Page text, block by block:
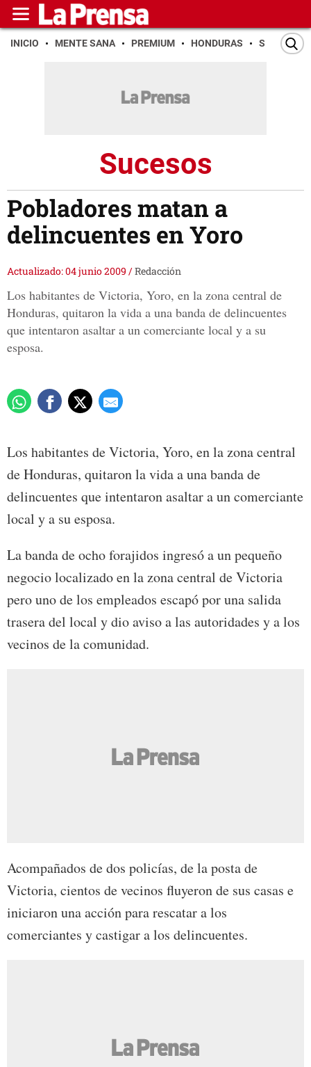
INICIO MENTE SANA PREMIUM HONDURAS SAN PEDRO
Sucesos
Pobladores matan a
delincuentes en Yoro
Actualizado: 04 junio 2009 /Redacción
Los habitantes de Victoria, Yoro, en la zona central de
Honduras, quitaron la vida a una banda de delincuentes
que intentaron asaltar a un comerciante local y a su
esposa.
Los habitantes de Victoria, Yoro, en la zona central
de Honduras, quitaron la vida a una banda de
delincuentes que intentaron asaltar a un comerciante
local y a su esposa.
La banda de ocho forajidos ingresó a un pequeño
negocio localizado en la zona central de Victoria
pero uno de los empleados escapó por una salida
trasera del local y dio aviso a las autoridades y a los
vecinos de la comunidad.
Acompañados de dos policías, de la posta de
Victoria, cientos de vecinos fluyeron de sus casas e
iniciaron una acción para rescatar a los
comerciantes y castigar a los delincuentes.